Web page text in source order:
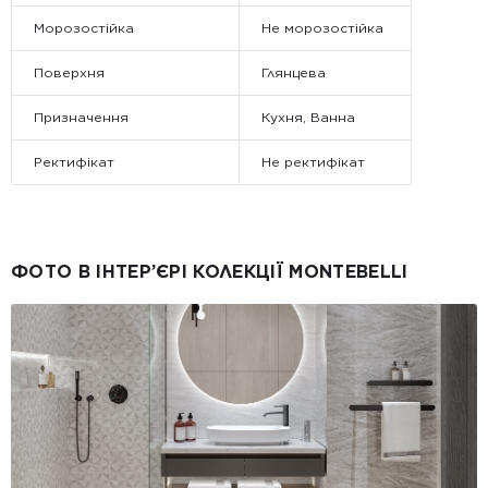
Морозостійка Не морозостійка
Поверхня Глянцева
Призначення Кухня, Ванна
Ректифікат Не ректифікат
ФОТО В ІНТЕР’ЄРІ КОЛЕКЦІЇ MONTEBELLI